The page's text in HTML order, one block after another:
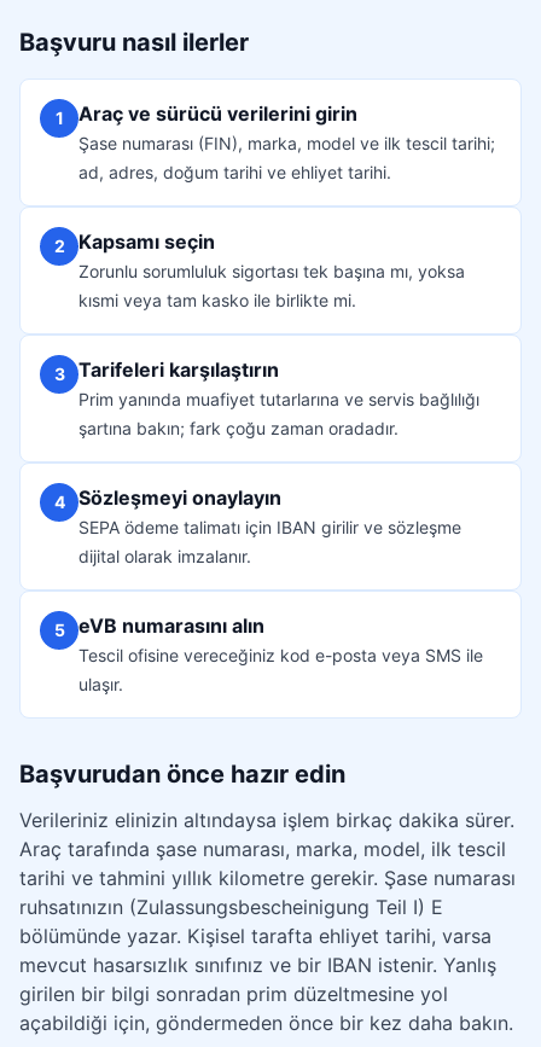
Başvuru nasıl ilerler
1 Araç ve sürücü verilerini girin
Şase numarası (FIN), marka, model ve ilk tescil tarihi;
ad, adres, doğum tarihi ve ehliyet tarihi.
2 Kapsamı seçin
Zorunlu sorumluluk sigortası tek başına mı, yoksa
kısmi veya tam kasko ile birlikte mi.
3 Tarifeleri karşılaştırın
Prim yanında muafiyet tutarlarına ve servis bağlılığı
şartına bakın; fark çoğu zaman oradadır.
4 Sözleşmeyi onaylayın
SEPA ödeme talimatı için IBAN girilir ve sözleşme
dijital olarak imzalanır.
5 eVB numarasını alın
Tescil ofisine vereceğiniz kod e-posta veya SMS ile
ulaşır.
Başvurudan önce hazır edin
Verileriniz elinizin altındaysa işlem birkaç dakika sürer.
Araç tarafında şase numarası, marka, model, ilk tescil
tarihi ve tahmini yıllık kilometre gerekir. Şase numarası
ruhsatınızın (Zulassungsbescheinigung Teil I) E
bölümünde yazar. Kişisel tarafta ehliyet tarihi, varsa
mevcut hasarsızlık sınıfınız ve bir IBAN istenir. Yanlış
girilen bir bilgi sonradan prim düzeltmesine yol
açabildiği için, göndermeden önce bir kez daha bakın.